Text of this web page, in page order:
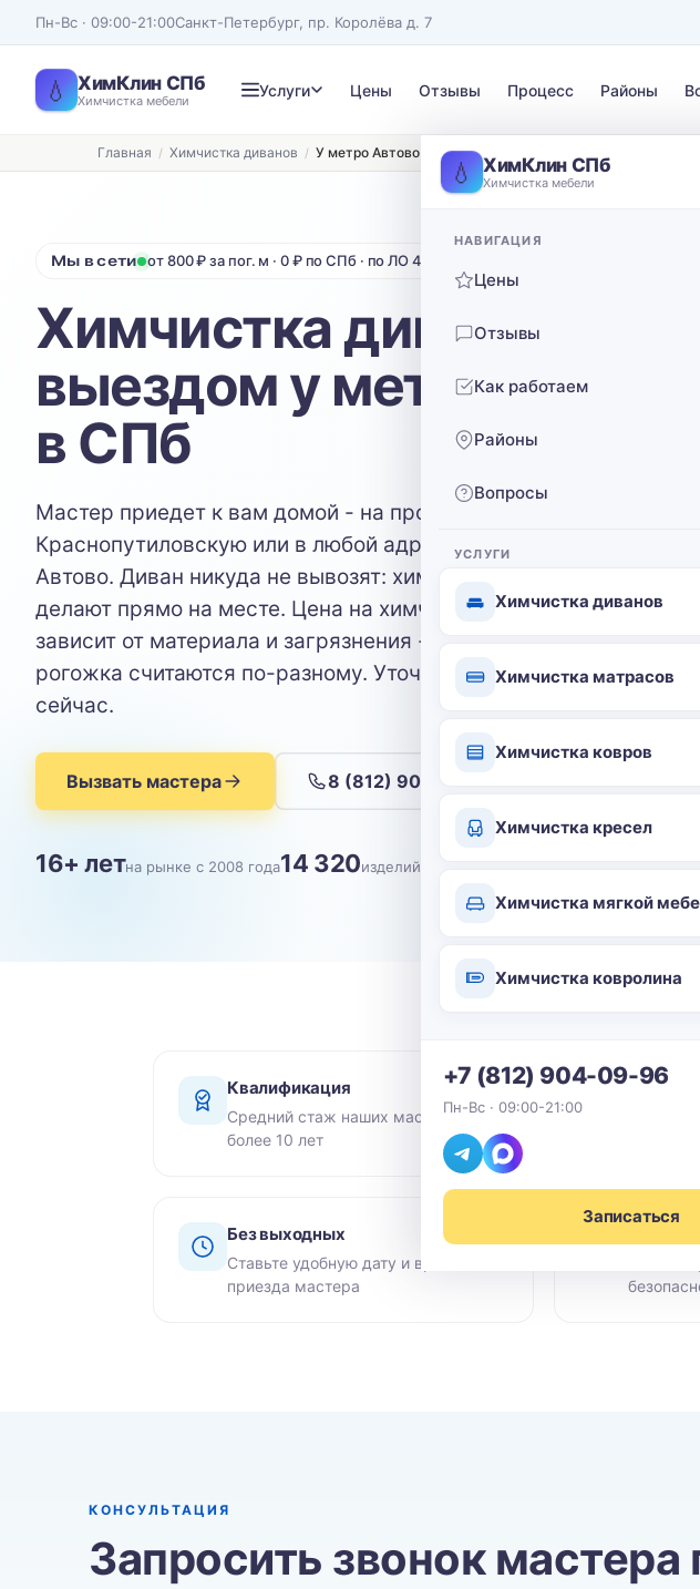
Пн-Вс · 09:00-21:00Санкт-Петербург, пр. Королёва д. 7
💧 ХимКлин СПб
Химчистка мебели
Услуги Цены Отзывы Процесс Районы
Записаться на химчистку
Диван Выберите ткань…
Нажимая кнопку, вы соглашаетесь с политикой конфиденциальности
💧 ХимКлин СПб
Химчистка мебели
НАВИГАЦИЯ
Цены
Отзывы
Как работаем
Районы
Вопросы
УСЛУГИ
Химчистка диванов
Химчистка матрасов
Химчистка ковров
Химчистка кресел
Химчистка мягкой
Химчистка ковролина
+7 (812) 904-09-96
Пн-Вс · 09:00-21:00
Записаться
Главная Химчистка диванов У метро Автово
Мы в сети от 800 ₽ за пог. м · 0 ₽ по СПб · по ЛО 40 ₽/км от КАД
Химчистка диванов с
выездом у метро Автово
в СПб
Мастер приедет к вам домой - на проспект Стачек,
Краснопутиловскую или в любой адрес рядом с метро
Автово. Диван никуда не вывозят: химчистку мебели
делают прямо на месте. Цена на химчистку дивана
зависит от материала и загрязнения - велюр, замша и
рогожка считаются по-разному. Уточните стоимость
сейчас.
Вызвать мастера 8 (812) 904-09-96
16+ летна рынке с 2008 года14 320изделий почищено
Квалификация
Средний стаж наших мастеров -
более 10 лет
0 ₽ выезд
Без выходных
Ставьте удобную дату и время
приезда мастера
КОНСУЛЬТАЦИЯ
Запросить звонок мастера